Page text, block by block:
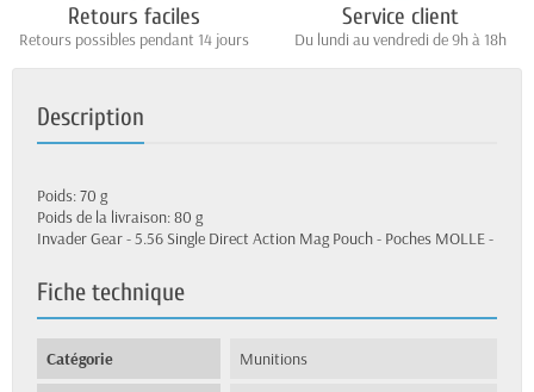
Retours faciles
Retours possibles pendant 14 jours
Service client
Du lundi au vendredi de 9h à 18h
Description
Poids: 70 g
Poids de la livraison: 80 g
Invader Gear - 5.56 Single Direct Action Mag Pouch - Poches MOLLE -
Fiche technique
Catégorie Munitions